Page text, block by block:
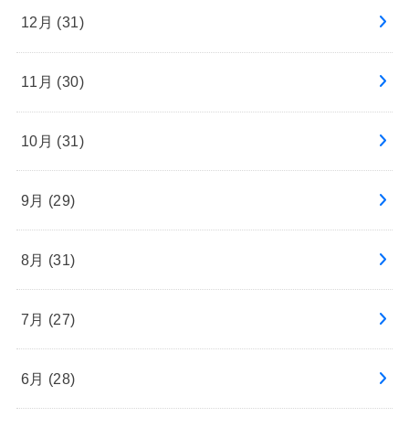
12月 (31)
11月 (30)
10月 (31)
9月 (29)
8月 (31)
7月 (27)
6月 (28)